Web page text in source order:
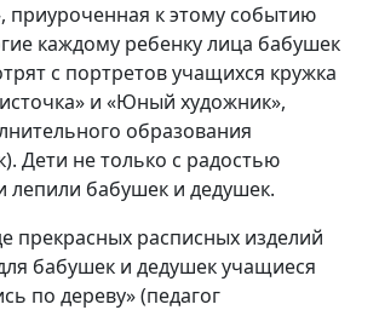
приуроченная к этому событию
каждому ребенку лица бабушек
с портретов учащихся кружка
и «Юный художник»,
образования
Дети не только с радостью
лепили бабушек и дедушек.
прекрасных расписных изделий
бабушек и дедушек учащиеся
по дереву» (педагог